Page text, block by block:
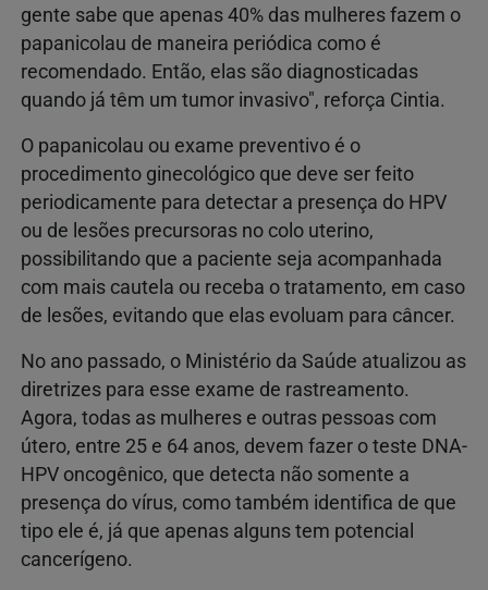
gente sabe que apenas 40% das mulheres fazem o
papanicolau de maneira periódica como é
recomendado. Então, elas são diagnosticadas
quando já têm um tumor invasivo", reforça Cintia.
O papanicolau ou exame preventivo é o
procedimento ginecológico que deve ser feito
periodicamente para detectar a presença do HPV
ou de lesões precursoras no colo uterino,
possibilitando que a paciente seja acompanhada
com mais cautela ou receba o tratamento, em caso
de lesões, evitando que elas evoluam para câncer.
No ano passado, o Ministério da Saúde atualizou as
diretrizes para esse exame de rastreamento.
Agora, todas as mulheres e outras pessoas com
útero, entre 25 e 64 anos, devem fazer o teste DNA-
HPV oncogênico, que detecta não somente a
presença do vírus, como também identifica de que
tipo ele é, já que apenas alguns tem potencial
cancerígeno.